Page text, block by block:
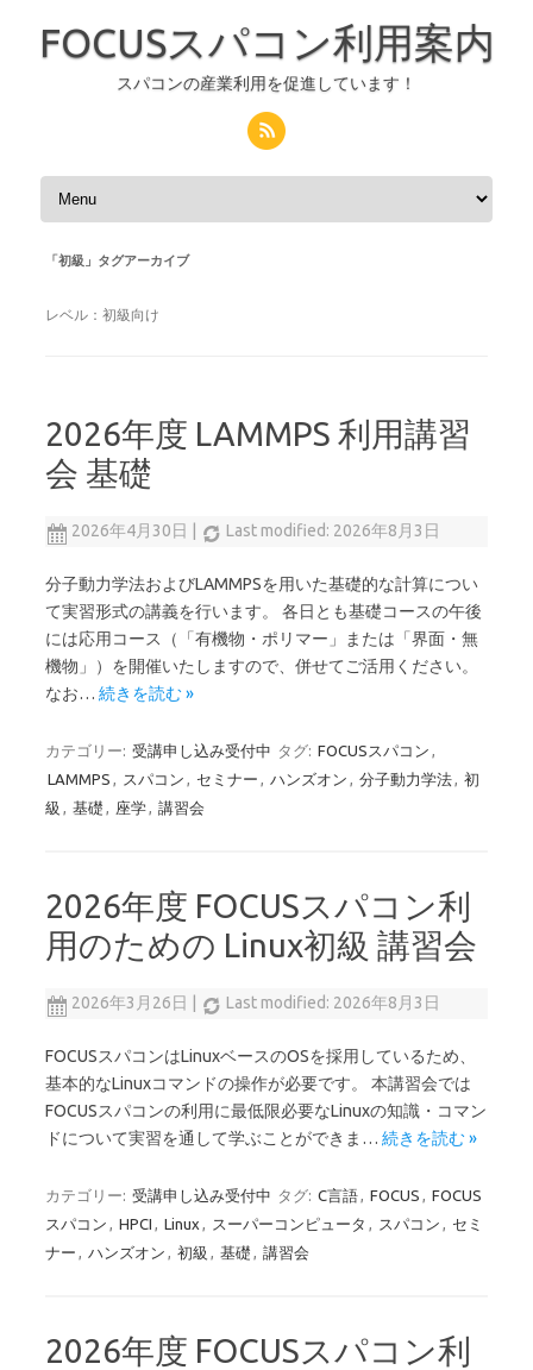
FOCUSスパコン利用案内
スパコンの産業利用を促進しています！
コンテンツへスキップ
「初級 」タグアーカイブ
レベル：初級向け
2026年度 LAMMPS 利用講習
会 基礎
2026年4月30日 Last modified: 2026年8月3日
分子動力学法およびLAMMPSを用いた基礎的な計算につい
て実習形式の講義を行います。 各日とも基礎コースの午後
には応用コース（「有機物・ポリマー」または「界面・無
機物」）を開催いたしますので、併せてご活用ください。
なお… 続きを読む »
カテゴリー: 受講申し込み受付中 タグ: FOCUSスパコン ,
LAMMPS , スパコン , セミナー , ハンズオン , 分子動力学法, 初
級 , 基礎 , 座学, 講習会
2026年度 FOCUSスパコン利
用のための Linux初級 講習会
2026年3月26日 Last modified: 2026年8月3日
FOCUSスパコンはLinuxベースのOSを採用しているため、
基本的なLinuxコマンドの操作が必要です。 本講習会では
FOCUSスパコンの利用に最低限必要なLinuxの知識・コマン
ドについて実習を通して学ぶことができま… 続きを読む »
カテゴリー: 受講申し込み受付中 タグ: C言語, FOCUS , FOCUS
スパコン , HPCI , Linux , スーパーコンピュータ , スパコン , セミ
ナー , ハンズオン , 初級 , 基礎 , 講習会
2026年度 FOCUSスパコン利